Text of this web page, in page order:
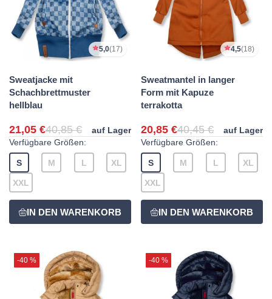
5,0(17)
Sweatjacke mit
Schachbrettmuster
hellblau
21,05 €40,85 €
auf Lager
Verfügbare Größen:
S M L XL
XXL
4,5(18)
Sweatmantel in langer
Form mit Kapuze
terrakotta
20,85 €40,45 €
auf Lager
Verfügbare Größen:
S M L XL
XXL
-40 % -40 %